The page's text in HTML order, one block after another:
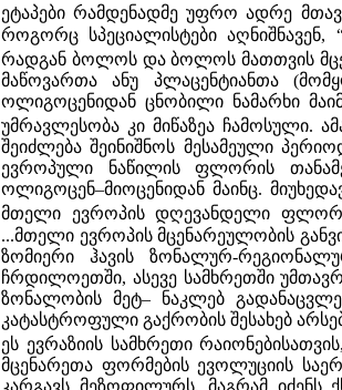
ეტაპები რამდენადმე უფრო ადრე
როგორც სპეციალისტები
რადგან ბოლოს და ბოლოს მათთვის
მაწოვართა ანუ პლაცენტიანთა
ოლიგოცენიდან ცნობილი ნამარხი
უმრავლესობა კი მიწაზეა ჩამოსული.
შეიძლება შეინიშნოს მესამეული
ევროპული ნაწილის ფლორის
ოლიგოცენ–მიოცენიდან მაინც.
მთელი ევროპის დღევანდელი ფლორა
...მთელი ევროპის მცენარეულობის
ზომიერი ჰავის ზონალურ-
ჩრდილოეთში, ასევე სამხრეთში
ზონალობის მეტ– ნაკლებ
კატასტროფული გაქრობის შესახებ
ეს ევრაზიის სამხრეთი
მცენარეთა ფორმების ევოლუციის
კარგავს მეზოფილურს, მაგრამ იძენს